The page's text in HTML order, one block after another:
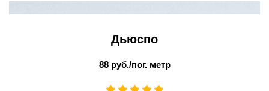
Дьюспо
88 руб./пог. метр